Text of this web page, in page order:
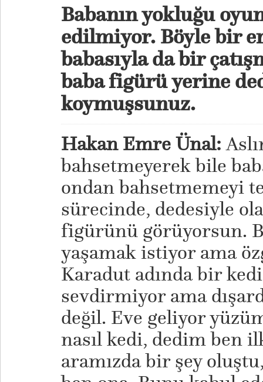
Babanın yokluğu
edilmiyor. Böyle bir
babasıyla da bir
baba figürü yerine
koymuşsunuz.
Hakan Emre Ünal:
bahsetmeyerek bile
ondan bahsetmemeyi
sürecinde, dedesiyle
figürünü görüyorsun.
yaşamak istiyor ama
Karadut adında bir
sevdirmiyor ama
değil. Eve geliyor
nasıl kedi, dedim ben
aramızda bir şey